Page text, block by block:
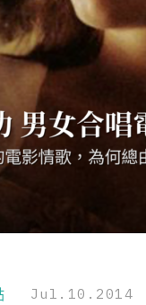
Jul.10.2014